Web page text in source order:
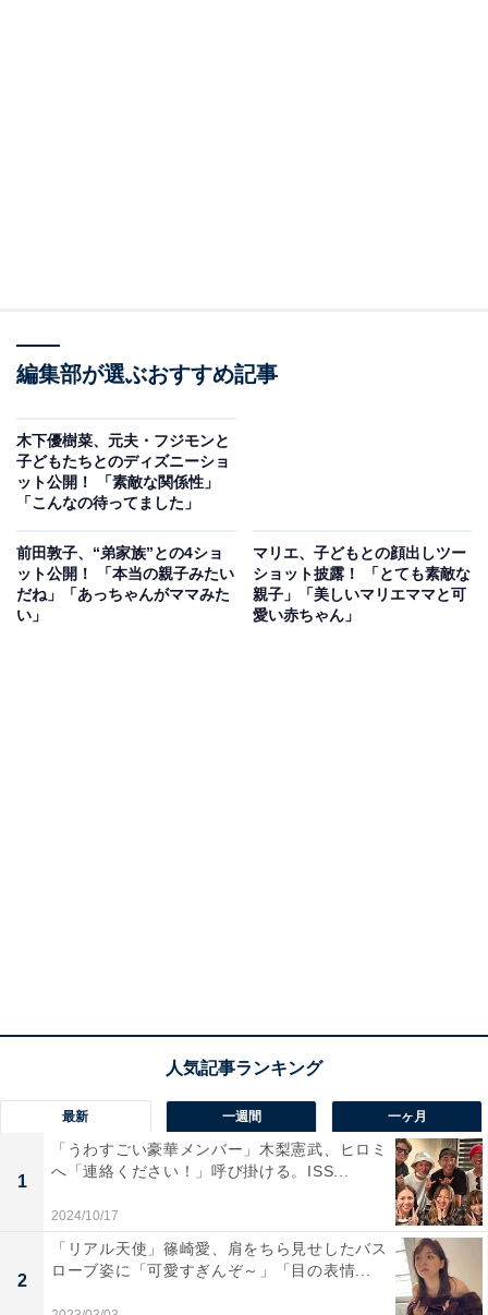
編集部が選ぶおすすめ記事
木下優樹菜、元夫・フジモンと
子どもたちとのディズニーショ
ット公開！ 「素敵な関係性」
「こんなの待ってました」
前田敦子、“弟家族”との4ショ
ット公開！ 「本当の親子みたい
だね」「あっちゃんがママみた
い」
マリエ、子どもとの顔出しツー
ショット披露！ 「とても素敵な
親子」「美しいマリエママと可
愛い赤ちゃん」
最新 一週間 一ヶ月
1
「うわすごい豪華メンバー」木梨憲武、ヒロミ
へ「連絡ください！」呼び掛ける。ISS...
2024/10/17
2
「リアル天使」篠崎愛、肩をちら見せしたバス
ローブ姿に「可愛すぎんぞ～」「目の表情...